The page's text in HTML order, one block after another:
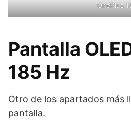
OnePlus
Pantalla
185 Hz
Otro de los apartados más
pantalla.